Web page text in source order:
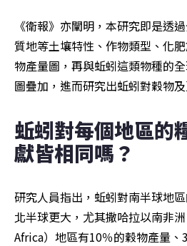
《衛報》亦闡明，本研究即是透
質地等土壤特性、作物類型、化
物產量圖，再與蚯蚓這類物種的
圖疊加，進而研究出蚯蚓對穀物
蚯蚓對每個地區的
獻皆相同嗎？
研究人員指出，蚯蚓對南半球地
北半球更大，尤其撒哈拉以南非
Africa）地區有10％的穀物產量